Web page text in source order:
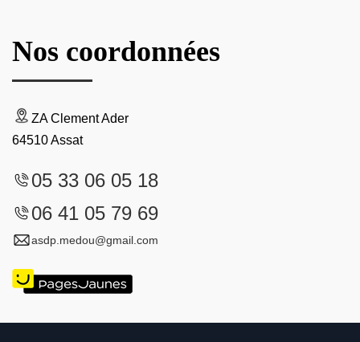
Nos coordonnées
ZA Clement Ader
64510 Assat
05 33 06 05 18
06 41 05 79 69
asdp.medou@gmail.com